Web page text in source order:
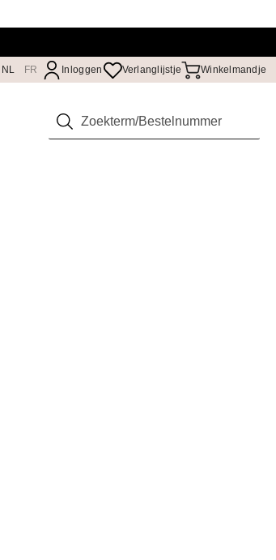
NL FR Inloggen Verlanglijstje Winkelmandje
Zoeken